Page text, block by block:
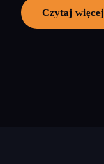
Czytaj więcej